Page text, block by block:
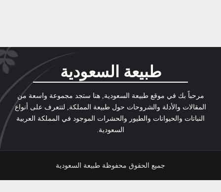
طبيعة السعودية
مرحباً بك في موقع طبيعة السعودية, هنا ستجد مجموعة واسعة من
المقالات والأدلة والشروحات حول طبيعة المملكة, لتتعرف على أنواع
النباتات والحيوانات والطيور والحشرات الموجود في المملكة العربية
السعودية.
جميع الحقوق محفوظة طبيعة السعودية